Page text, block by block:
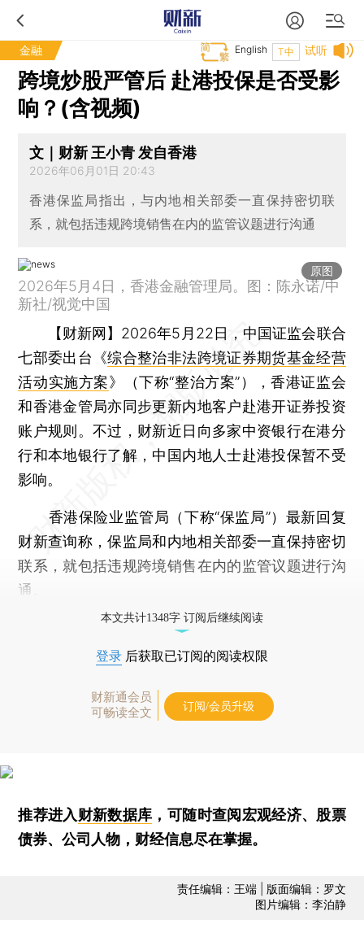
金融 试听
T中
English
跨境炒股严管后 赴港投保是否受影
响？(含视频)
文｜财新 王小青 发自香港
2026年06月01日 20:43
香港保监局指出，与内地相关部委一直保持密切联
系，就包括违规跨境销售在内的监管议题进行沟通
原图
2026年5月4日，香港金融管理局。图：陈永诺/中
新社/视觉中国
【财新网】 2026年5月22日，中国证监会联合
七部委出台《综合整治非法跨境证券期货基金经营
活动实施方案》（下称“整治方案”），香港证监会
和香港金管局亦同步更新内地客户赴港开证券投资
账户规则。不过，财新近日向多家中资银行在港分
行和本地银行了解，中国内地人士赴港投保暂不受
影响。
香港保险业监管局（下称“保监局”）最新回复
财新查询称，保监局和内地相关部委一直保持密切
联系，就包括违规跨境销售在内的监管议题进行沟
通。
本文共计1348字 订阅后继续阅读
登录 后获取已订阅的阅读权限
财新通会员
可畅读全文
订阅/会员升级
推荐进入财新数据库 ，可随时查阅宏观经济、股票
债券、公司人物，财经信息尽在掌握。
责任编辑：王端 | 版面编辑：罗文
图片编辑：李泊静